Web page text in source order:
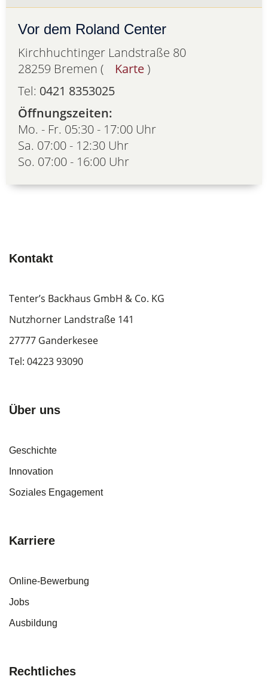
Vor dem Roland Center
Kirchhuchtinger Landstraße 80
28259 Bremen (
Karte )
Tel: 0421 8353025
Öffnungszeiten:
Mo. - Fr. 05:30 - 17:00 Uhr
Sa. 07:00 - 12:30 Uhr
So. 07:00 - 16:00 Uhr
Kontakt
Tenter’s Backhaus GmbH & Co. KG
Nutzhorner Landstraße 141
27777 Ganderkesee
Tel: 04223 93090
Über uns
Geschichte
Innovation
Soziales Engagement
Karriere
Online-Bewerbung
Jobs
Ausbildung
Rechtliches